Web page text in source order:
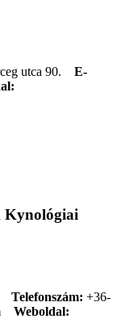
utca 90. E-
Kynológiai
Telefonszám: +36-
Weboldal: